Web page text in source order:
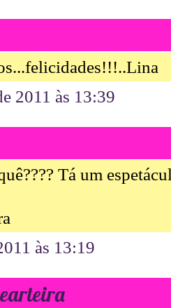
2011 às 13:39
Tá um
às 13:19